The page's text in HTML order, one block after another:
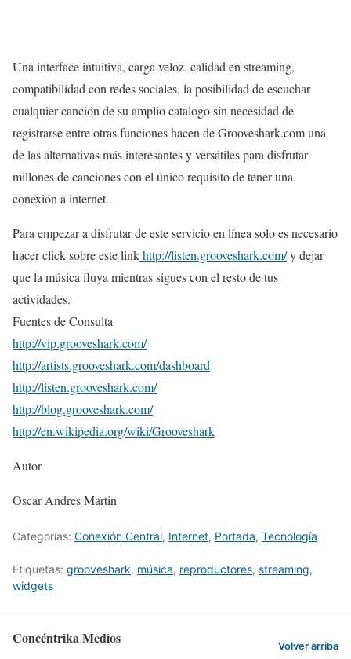
Una interface intuitiva, carga veloz, calidad en streaming,
compatibilidad con redes sociales, la posibilidad de escuchar
cualquier canción de su amplio catalogo sin necesidad de
registrarse entre otras funciones hacen de Grooveshark.com una
de las alternativas más interesantes y versátiles para disfrutar
millones de canciones con el único requisito de tener una
conexión a internet.
Para empezar a disfrutar de este servicio en línea solo es necesario
hacer click sobre este linkhttp://listen.grooveshark.com/y dejar
que la música fluya mientras sigues con el resto de tus
actividades.
Fuentes de Consulta
http://vip.grooveshark.com/
http://artists.grooveshark.com/dashboard
http://listen.grooveshark.com/
http://blog.grooveshark.com/
http://en.wikipedia.org/wiki/Grooveshark
Autor
Oscar Andres Martin
Categorías: Conexión Central, Internet, Portada, Tecnologí­a
Etiquetas: grooveshark, música, reproductores, streaming,
widgets
Concéntrika Medios Volver arriba